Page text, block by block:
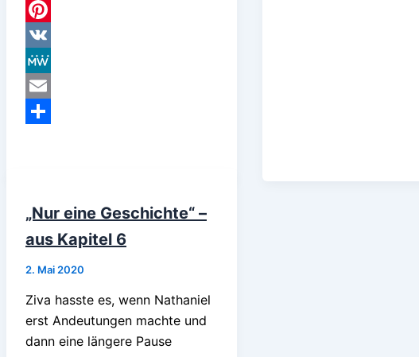
Threads
Pinterest
VK
MeWe
Email
„Nur eine Geschichte“ –
aus Kapitel 6
2. Mai 2020
Ziva hasste es, wenn Nathaniel
erst Andeutungen machte und
dann eine längere Pause